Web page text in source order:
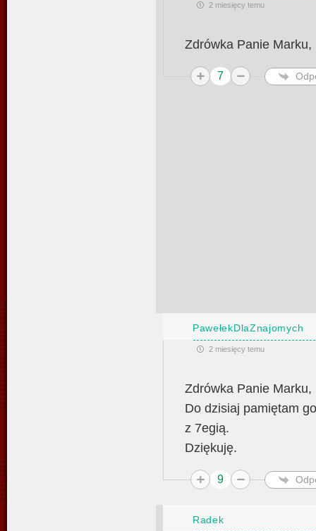
2 miesięcy temu
Zdrówka Panie
7
PawełekDlaZnajomych
2 miesięcy temu
Zdrówka Panie
Do dzisiaj pamiętam
z 7egią.
Dziękuję.
9
Radek